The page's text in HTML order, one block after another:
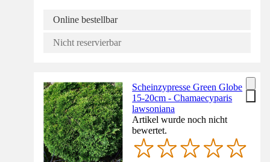
Online bestellbar
Nicht reservierbar
Scheinzypresse Green Globe
15-20cm - Chamaecyparis
lawsoniana
Artikel wurde noch nicht
bewertet.